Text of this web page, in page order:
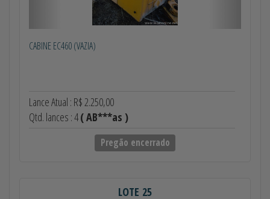
CABINE EC460 (VAZIA)
Lance Atual : R$ 2.250,00
Qtd. lances : 4( AB***as )
Pregão encerrado
LOTE 25